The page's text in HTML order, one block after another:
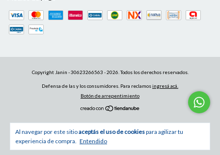
Al navegar por este sitioaceptás el uso de cookiespara agilizar tu
experiencia de compra. Entendido
Copyright Janin - 30623266563 - 2026. Todos los derechos reservados.
Defensa de las y los consumidores. Para reclamosingresá acá.
Botón de arrepentimiento